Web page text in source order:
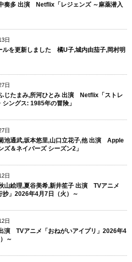
奏多 出演 Netflix「レジェンズ ～麻薬潜入
日
ルを更新しました 橘U子,城内由茄子,岡村明
日
じたまみ,所河ひとみ 出演 Netflix「ストレ
シングス: 1985年の冒険」
日
池通武,坂本悠里,山口立花子,他 出演 Apple
ズ＆ネイバーズ シーズン2」
日
山絵理,夏谷美希,新井笙子 出演 TVアニメ
抄」2026年4月7日（火）～
日
演 TVアニメ「おねがいアイプリ」2026年4
～